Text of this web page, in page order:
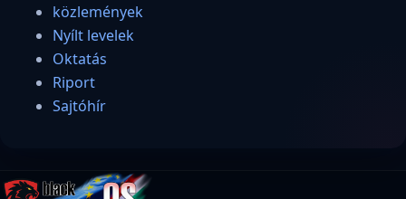
közlemények
Nyílt levelek
Oktatás
Riport
Sajtóhír